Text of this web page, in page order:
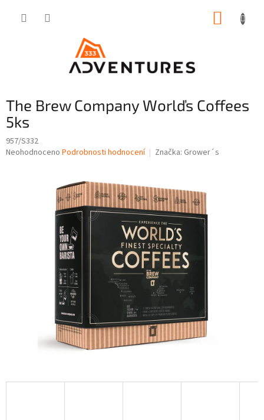
The Brew Company Worlďs Coffees
5ks
957/S332
Průměrné
Neohodnoceno Podrobnosti hodnocení Značka: Grower´s